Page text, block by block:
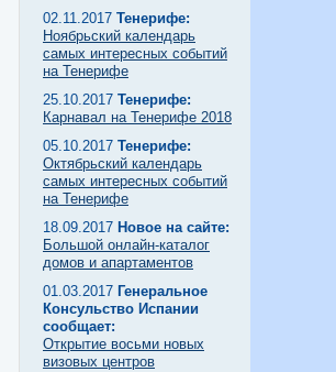
02.11.2017 Тенерифе:
Ноябрьский календарь
самых интересных событий
на Тенерифе
25.10.2017 Тенерифе:
Карнавал на Тенерифе 2018
05.10.2017 Тенерифе:
Октябрьский календарь
самых интересных событий
на Тенерифе
18.09.2017 Новое на сайте:
Большой онлайн-каталог
домов и апартаментов
01.03.2017 Генеральное
Консульство Испании
сообщает:
Открытие восьми новых
визовых центров